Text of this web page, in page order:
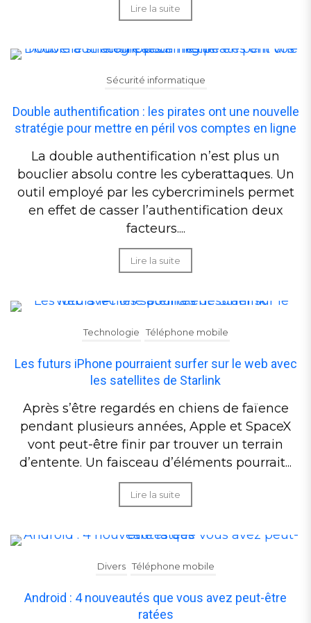
Lire la suite
Sécurité informatique
Double authentification : les pirates ont une nouvelle
stratégie pour mettre en péril vos comptes en ligne
La double authentification n’est plus un
bouclier absolu contre les cyberattaques. Un
outil employé par les cybercriminels permet
en effet de casser l’authentification deux
facteurs....
Lire la suite
Technologie Téléphone mobile
Les futurs iPhone pourraient surfer sur le web avec
les satellites de Starlink
Après s’être regardés en chiens de faïence
pendant plusieurs années, Apple et SpaceX
vont peut-être finir par trouver un terrain
d’entente. Un faisceau d’éléments pourrait...
Lire la suite
Divers Téléphone mobile
Android : 4 nouveautés que vous avez peut-être
ratées